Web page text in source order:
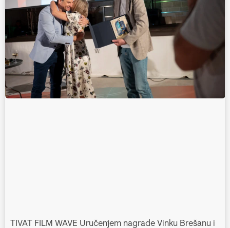
TIVAT FILM WAVE Uručenjem nagrade Vinku Brešanu i